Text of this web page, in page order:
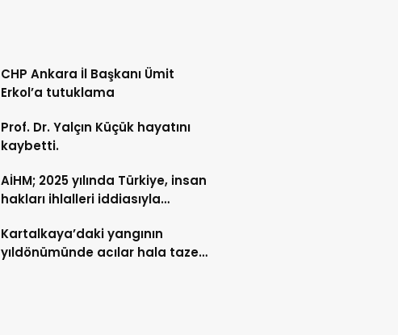
CHP Ankara İl Başkanı Ümit
Erkol’a tutuklama
Prof. Dr. Yalçın Küçük hayatını
kaybetti.
AİHM; 2025 yılında Türkiye, insan
hakları ihlalleri iddiasıyla
Kartalkaya’daki yangının
yıldönümünde acılar hala taze…